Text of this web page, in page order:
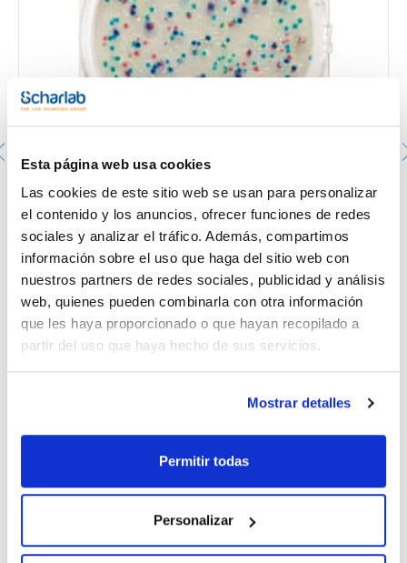
Esta página web usa cookies
Las cookies de este sitio web se usan para personalizar
el contenido y los anuncios, ofrecer funciones de redes
sociales y analizar el tráfico. Además, compartimos
información sobre el uso que haga del sitio web con
nuestros partners de redes sociales, publicidad y análisis
web, quienes pueden combinarla con otra información
que les haya proporcionado o que hayan recopilado a
partir del uso que haya hecho de sus servicios.
Mostrar detalles
Permitir todas
Personalizar
Compact Dry EC (Coliformes y E.coli)
SCD-00EC20
Envase: x20placas
Disponibilidad Ver stock
Mi precio : Comprar
TDS / Ficha técnica
descargas
Regístrate para
descargas
SDS/ Hoja de seguridad
descargas